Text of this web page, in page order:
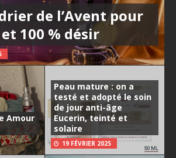
de l’Avent pour
100 % désir
Amour
Peau mature : on a
testé et adopté le soin
de jour anti-âge
Eucerin, teinté et
solaire
19 FÉVRIER 2025